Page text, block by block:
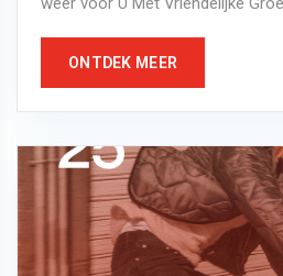
ONTDEK MEER